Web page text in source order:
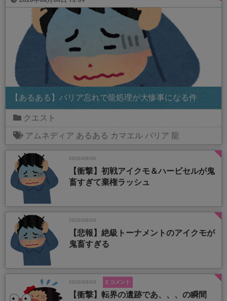
【あるある】バリア忘れで龍処理が大惨事になる件
クエスト
アムネディア あるある カマエル バリア 龍
2026/08/06
【衝撃】初戦アイクモ＆ハービセルが鬼
畜すぎて棄権ラッシュ
2026/08/05
【悲報】絶級トーナメントのアイクモが
鬼畜すぎる
2026/08/05 2 コメント
【衝撃】転界の遺跡であ、、、の瞬間